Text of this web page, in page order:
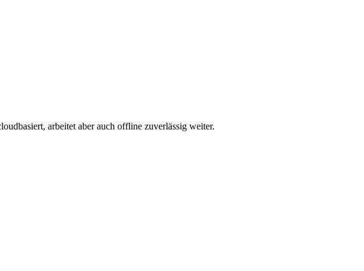
arbeitet aber auch offline zuverlässig weiter.